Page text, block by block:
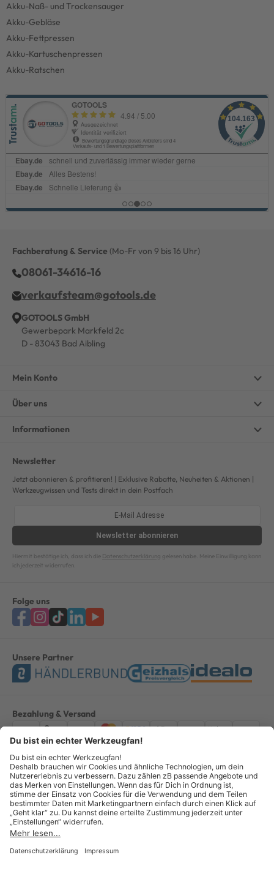
Akku-Naß- und Trockensauger
Akku-Gebläse
Akku-Fettpressen
Akku-Kartuschenpressen
Akku-Ratschen
Fachberatung & Service (Mo-Fr von 9 bis 16 Uhr)
08061-34616-16
verkaufsteam@gotools.de
GOTOOLS GmbH
Gewerbepark Markfeld 2c
D - 83043 Bad Aibling
Mein Konto
Über uns
Informationen
Newsletter
Jetzt abonnieren & profitieren! | Exklusive Rabatte, Neuheiten & Aktionen |
Werkzeugwissen und Tests direkt in dein Postfach
Newsletter abonnieren
Hiermit bestätige ich, dass ich die Datenschutzerklärung gelesen habe. Meine Einwilligung kann
ich jederzeit widerrufen.
Folge uns
Unsere Partner
Bezahlung & Versand
ImpressumAGBDatenschutzWiderruf Vertrag widerrufen
Alle Preise verstehen sich inkl. ges. MwSt. *Kostenloser Versand innerhalb
Deutschlands, bei Bestellungen ab 100,00 Euro.
© Copyright 2026 GOTOOLS GmbH - Alle Rechte vorbehalten. powered by
createyourtemplate